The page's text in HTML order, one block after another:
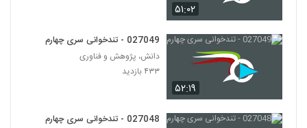
۵۱:۰۲
۵۲:۱۹
027049 - تندخوانی سری چهارم
دانش، پژوهش و فناوری
۴۳۳ بازدید
027048 - تندخوانی سری چهارم